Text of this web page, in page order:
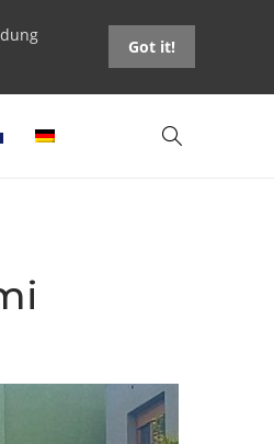
Got it!